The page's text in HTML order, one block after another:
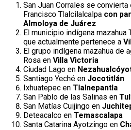
San Juan Corrales se
Francisco Tlalcilalcalpa con
Almoloya de Juárez
El municipio indígena
que actualmente pertenece a
El grupo indígena mazahua de
Rosa en Villa Victoria
Ciudad Lago en
Santiago Yeché en Jocotitlán
Ixhuatepec en Tlalnepantla
San Pablo de las Salinas en
San Matías Cuijingo en
Deteacalco en Temascalapa
Santa Catarina Ayotzingo en